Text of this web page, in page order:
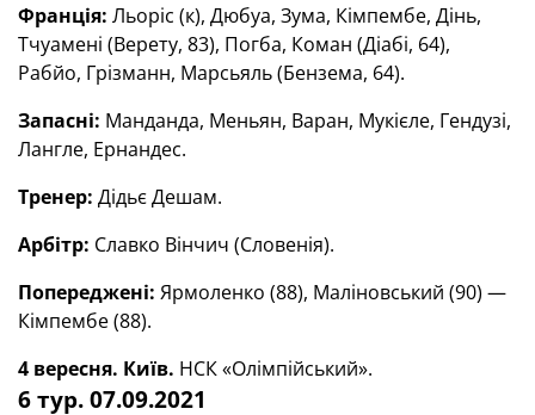
Франція: Льоріс (к), Дюбуа, Зума, Кімпембе, Дінь,
Тчуамені (Верету, 83), Погба, Коман (Діабі, 64),
Рабйо, Грізманн, Марсьяль (Бензема, 64).
Запасні: Манданда, Меньян, Варан, Мукієле, Гендузі,
Лангле, Ернандес.
Тренер: Дідьє Дешам.
Арбітр: Славко Вінчич (Словенія).
Попереджені: Ярмоленко (88), Маліновський (90) —
Кімпембе (88).
4 вересня. Київ. НСК «Олімпійський».
6 тур. 07.09.2021